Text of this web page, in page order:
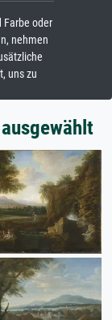
Farbe oder
nehmen
uns zu